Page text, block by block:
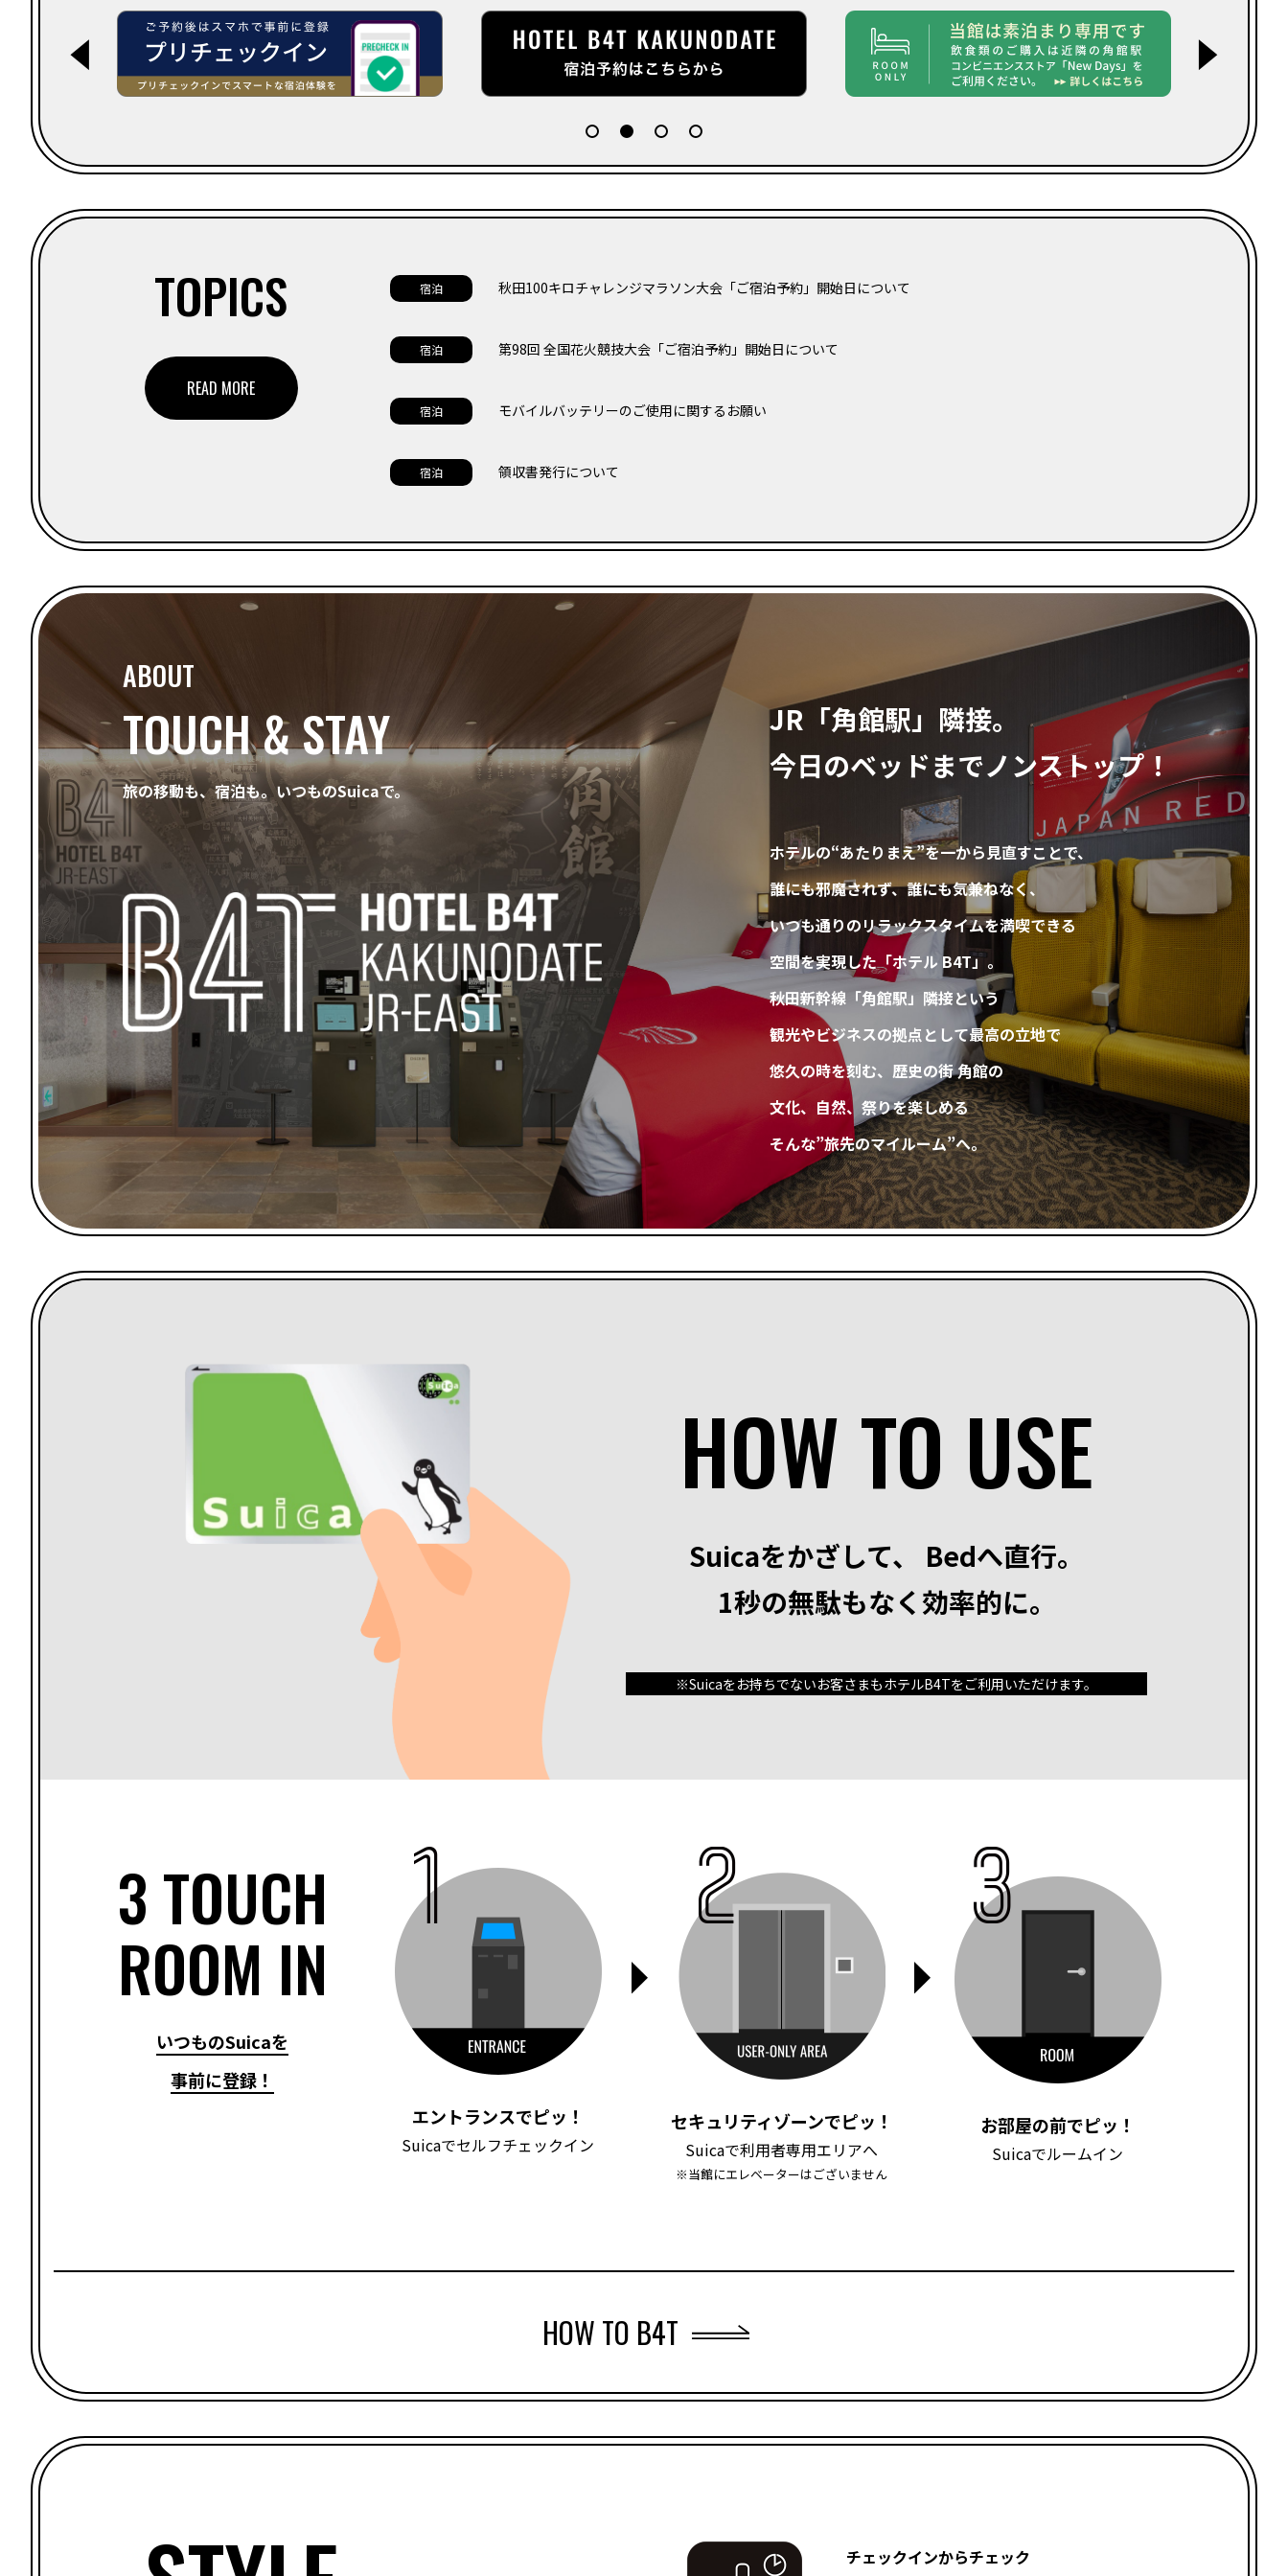
◀ ▶
TOPICS
READ MORE
宿泊 秋田100キロチャレンジマラソン大会「ご宿泊予約」開始日について
宿泊 第98回 全国花火競技大会「ご宿泊予約」開始日について
宿泊 モバイルバッテリーのご使用に関するお願い
宿泊 領収書発行について
ABOUT
TOUCH & STAY
旅の移動も、宿泊も。いつものSuicaで。
JR「角館駅」隣接。
今日のベッドまでノンストップ！
ホテルの“あたりまえ”を一から見直すことで、
誰にも邪魔されず、誰にも気兼ねなく、
いつも通りのリラックスタイムを満喫できる
空間を実現した「ホテル B4T」。
秋田新幹線「角館駅」隣接という
観光やビジネスの拠点として最高の立地で
悠久の時を刻む、歴史の街 角館の
文化、自然、祭りを楽しめる
そんな”旅先のマイルーム”へ。
HOWTO USE
Suicaをかざして、
Bedへ直行。
1秒の無駄もなく効率的に。
※Suicaをお持ちでないお客さまもホテルB4Tをご利用いただけます。
3 TOUCH
ROOM IN
いつものSuicaを
事前に登録！
エントランスでピッ！
Suicaでセルフチェックイン
セキュリティゾーンでピッ！
Suicaで利用者専用エリアへ
※当館にエレベーターはございません
お部屋の前でピッ！
Suicaでルームイン
HOW TO B4T
チェックインからチェック